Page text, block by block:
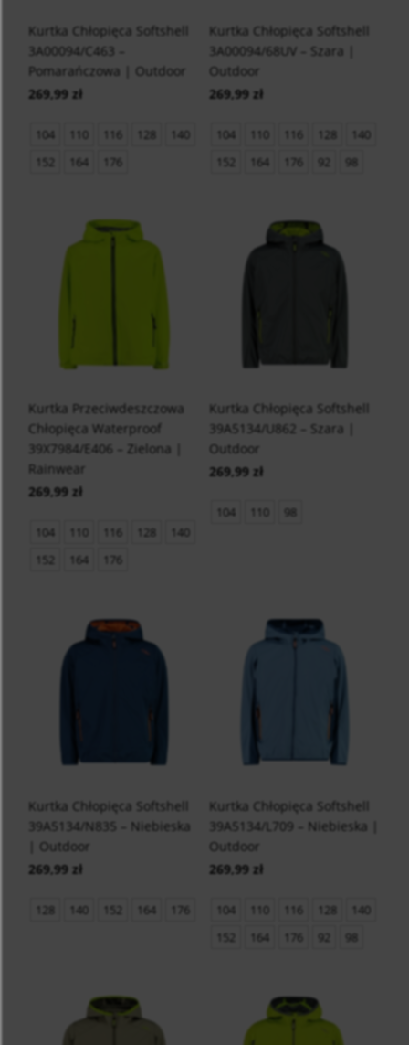
Kurtka Chłopięca Softshell
3A00094/C463 –
Pomarańczowa | Outdoor
269,99 zł
104 110 116 128
140
152
164 176
Kurtka Chłopięca Softshell
3A00094/68UV – Szara |
Outdoor
269,99 zł
104 110 116 128
140
152
164 176 92 98
Kurtka Przeciwdeszczowa
Chłopięca Waterproof
39X7984/E406 – Zielona |
Rainwear
269,99 zł
104 110 116 128
140
152
164 176
Kurtka Chłopięca Softshell
39A5134/U862 – Szara |
Outdoor
269,99 zł
104 110 98
Kurtka Chłopięca Softshell
39A5134/N835 – Niebieska
| Outdoor
269,99 zł
128 140 152 164 176
Kurtka Chłopięca Softshell
39A5134/L709 – Niebieska |
Outdoor
269,99 zł
104 110 116 128
140
152
164 176 92 98